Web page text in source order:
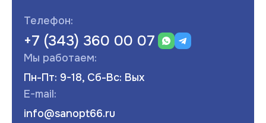
Телефон:
+7 (343) 360 00 07
Мы работаем:
Пн-Пт: 9-18, Сб-Вс: Вых
E-mail:
info@sanopt66.ru